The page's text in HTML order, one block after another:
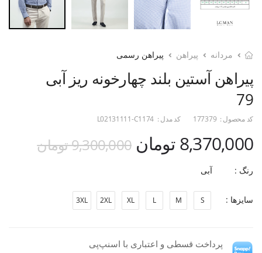
مردانه پیراهن پیراهن رسمی
پیراهن آستین بلند چهارخونه ریز آبی
79
کد محصول : 177379 کد مدل : L02131111-C1174
8,370,000 تومان 9,300,000 تومان
رنگ : آبی
سایزها : S
M
L
XL
2XL
3XL
پرداخت قسطی و اعتباری با اسنپ‌پی